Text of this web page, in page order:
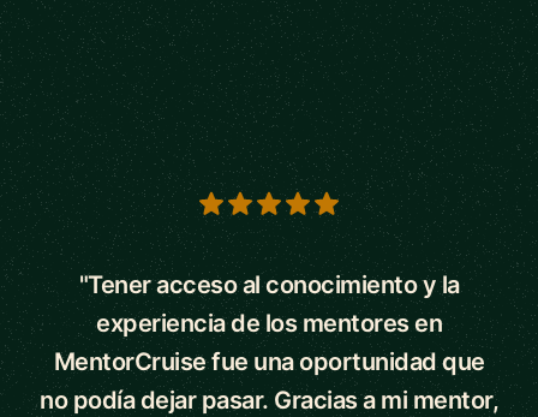
5 out of 5 stars
"Tener acceso al conocimiento y la
experiencia de los mentores en
MentorCruise fue una oportunidad que
no podía dejar pasar. Gracias a mi mentor,